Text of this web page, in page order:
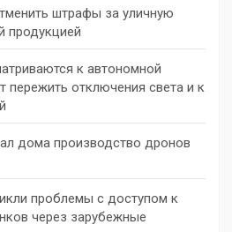
штрафы за уличную
продукцией
к автономной
пережить отключения света и к
дома производство дронов
проблемы с доступом к
через зарубежные